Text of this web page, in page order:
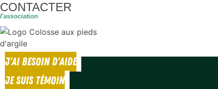
CONTACTER
l'association
J'AI BESOIN D'AIDE
JE SUIS TÉMOIN